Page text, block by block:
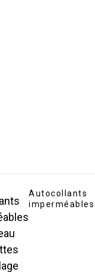
Autocollants